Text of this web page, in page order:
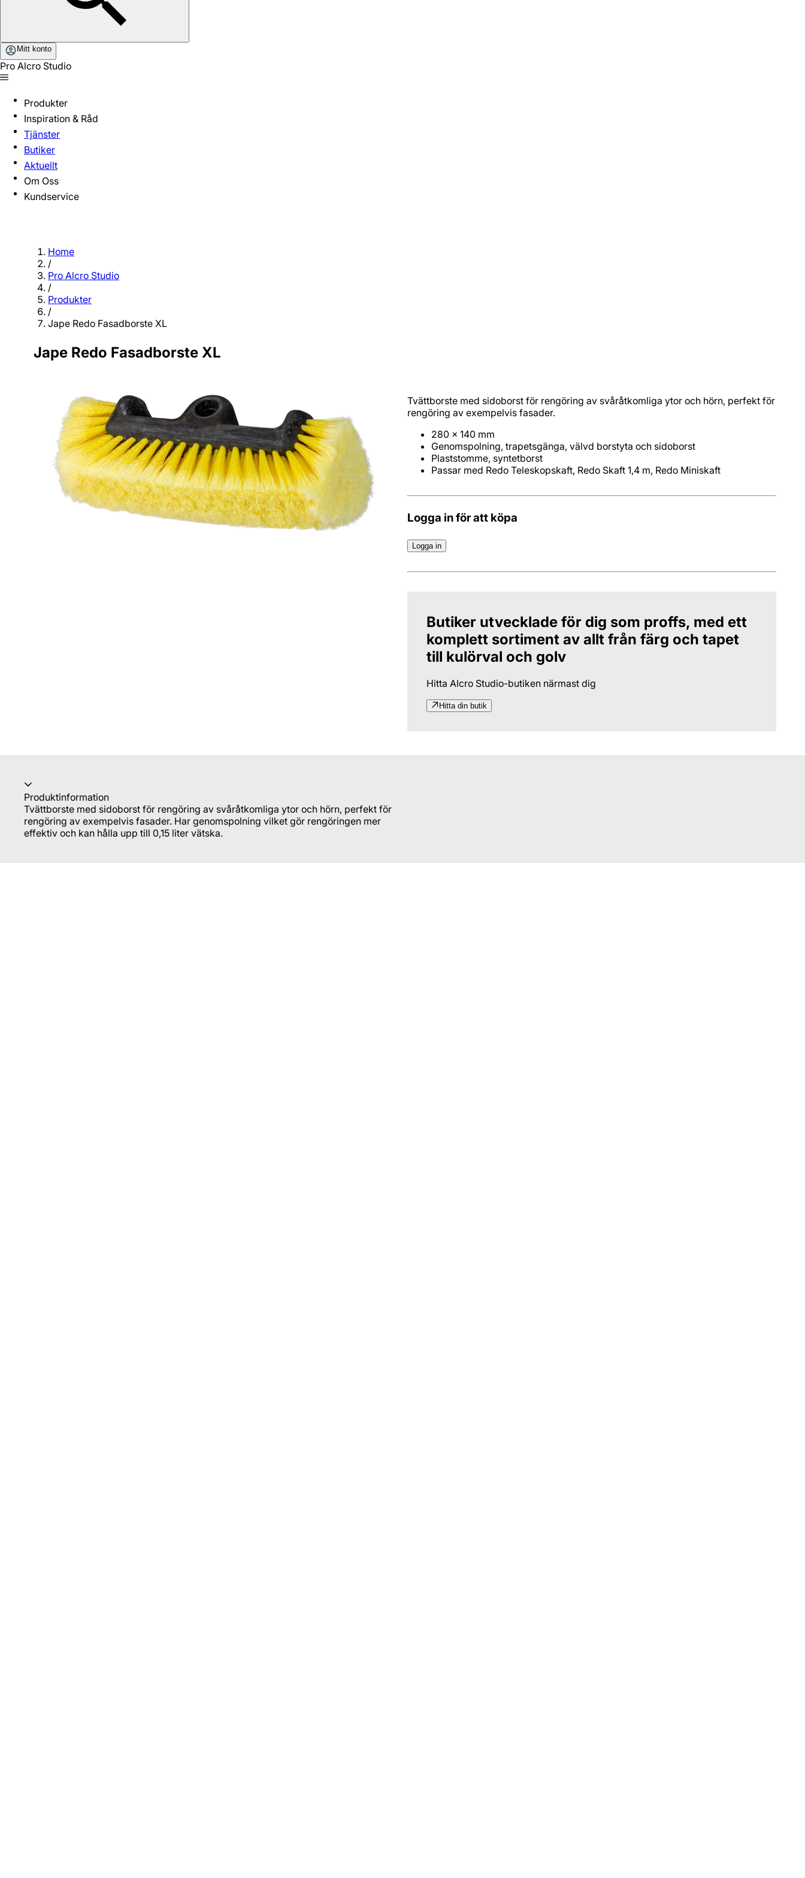
Mitt konto
Pro Alcro Studio
Produkter
Inspiration & Råd
Tjänster
Butiker
Aktuellt
Om Oss
Kundservice
Home
/
Pro Alcro Studio
/
Produkter
/
Jape Redo Fasadborste XL
Jape Redo Fasadborste XL
Tvättborste med sidoborst för rengöring av svåråtkomliga ytor och hörn, perfekt för
rengöring av exempelvis fasader.
Passar med Redo Teleskopskaft, Redo Skaft 1,4 m, Redo Miniskaft
Logga in för att köpa
Logga in
Butiker utvecklade för dig som proffs, med ett
komplett sortiment av allt från färg och tapet
till kulörval och golv
Hitta Alcro Studio-butiken närmast dig
Hitta din butik
Produktinformation
Tvättborste med sidoborst för rengöring av svåråtkomliga ytor och hörn, perfekt för
rengöring av exempelvis fasader. Har genomspolning vilket gör rengöringen mer
effektiv och kan hålla upp till 0,15 liter vätska.